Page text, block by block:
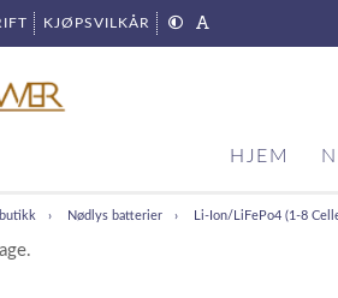
KJØPSVILKÅR
HJEM
Nødlys batterier Li-Ion/LiFePo4 (1-8